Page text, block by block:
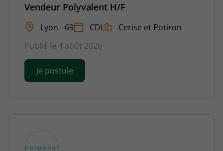
Vendeur Polyvalent H/F
Lyon - 69 CDI
Cerise et Potiron
Publié le 4 août 2026
Je postule